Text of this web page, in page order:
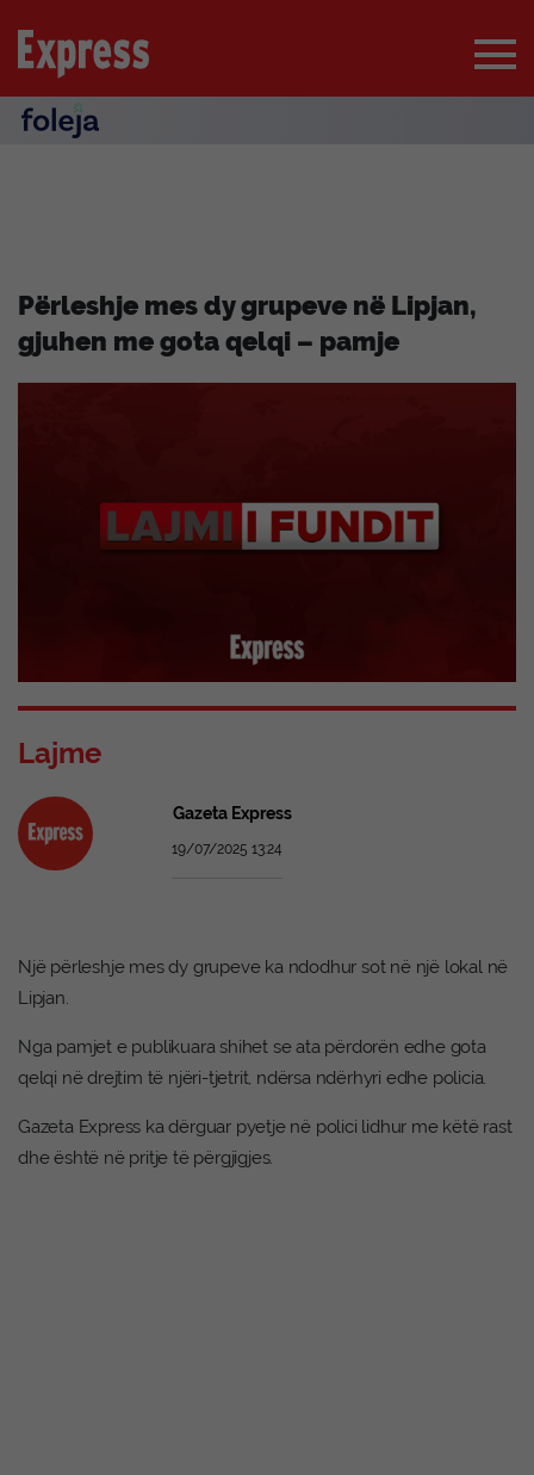
Përleshje mes dy grupeve në Lipjan,
gjuhen me gota qelqi – pamje
Lajme
Gazeta Express
19/07/2025 13:24
Një përleshje mes dy grupeve ka ndodhur sot në një lokal në
Lipjan.
Nga pamjet e publikuara shihet se ata përdorën edhe gota
qelqi në drejtim të njëri-tjetrit, ndërsa ndërhyri edhe policia.
Gazeta Express ka dërguar pyetje në polici lidhur me këtë rast
dhe është në pritje të përgjigjes.